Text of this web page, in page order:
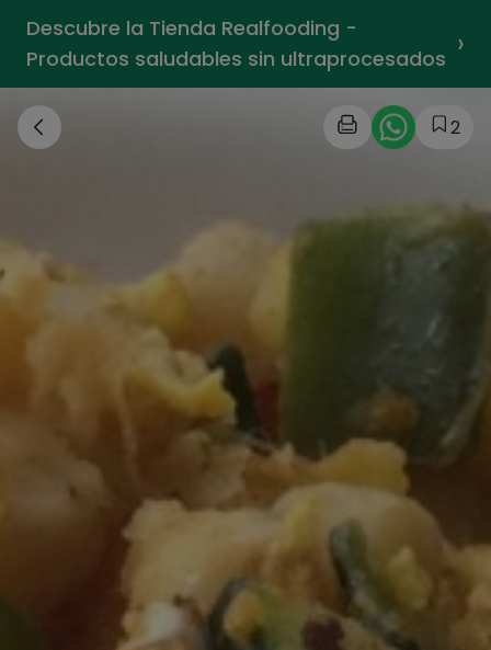
Descubre la Tienda Realfooding -
Productos saludables sin ultraprocesados ›
2